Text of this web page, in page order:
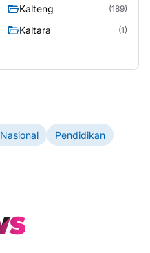
Kalteng (189)
Kaltara (1)
Nasional
Pendidikan